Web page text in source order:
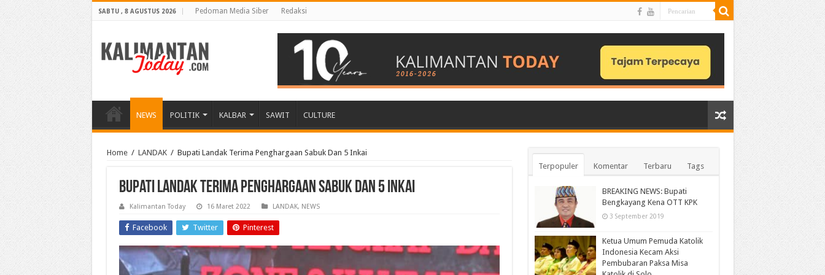
SABTU , 8 AGUSTUS 2026 Pedoman Media Siber Redaksi
NEWS POLITIK KALBAR SAWIT CULTURE
Home / LANDAK / Bupati Landak Terima Penghargaan Sabuk Dan 5 Inkai
Bupati Landak Terima Penghargaan Sabuk Dan 5 Inkai
Kalimantan Today 16 Maret 2022 LANDAK, NEWS
Facebook Twitter Pinterest
Terpopuler Komentar Terbaru Tags
BREAKING NEWS: Bupati
Bengkayang Kena OTT KPK
3 September 2019
Ketua Umum Pemuda Katolik
Indonesia Kecam Aksi
Pembubaran Paksa Misa